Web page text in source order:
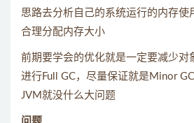
思路去分析自己的系统运行的内存使
合理分配内存大小
前期要学会的优化就是一定要减少对
进行Full GC，尽量保证就是Minor
JVM就没什么大问题